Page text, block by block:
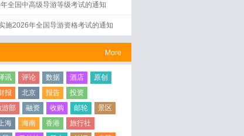
全国中高级导游等级考试的通知
施2026年全国导游资格考试的通知
More
讯 评论 数据 酒店
原创
报 北京 报告
投资
游部
融资 收购 邮轮
景区
海 海南 香港
旅行社